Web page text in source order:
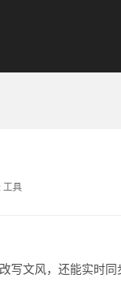
工具
写文风，还能实时